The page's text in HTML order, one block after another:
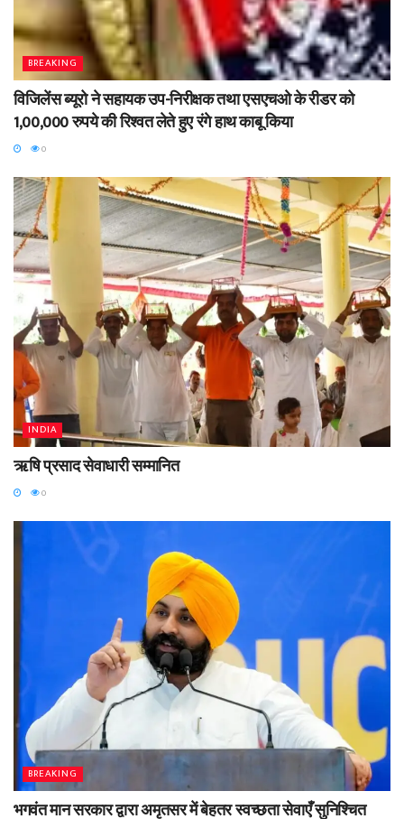
BREAKING
विजिलेंस ब्यूरो ने सहायक उप-निरीक्षक तथा एसएचओ के रीडर को
1,00,000 रुपये की रिश्वत लेते हुए रंगे हाथ काबू किया
0
INDIA
ऋषि प्रसाद सेवाधारी सम्मानित
0
BREAKING
भगवंत मान सरकार द्वारा अमृतसर में बेहतर स्वच्छता सेवाएँ सुनिश्चित